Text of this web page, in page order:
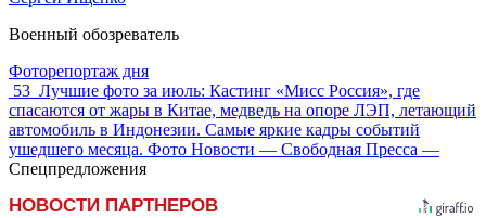
Военный обозреватель
Фоторепортаж дня
53 Лучшие фото за июль: Кастинг «Мисс Россия», где
спасаются от жары в Китае, медведь на опоре ЛЭП, летающий
автомобиль в Индонезии. Самые яркие кадры событий
ушедшего месяца. Фото Новости — Свободная Пресса —
Спецпредложения
НОВОСТИ ПАРТНЕРОВ